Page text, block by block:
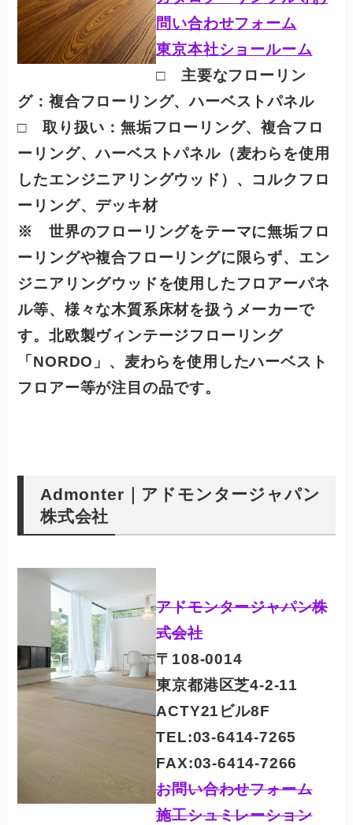
問い合わせフォーム
東京本社ショールーム
□ 主要なフローリン
グ：複合フローリング、ハーベストパネル
□ 取り扱い：無垢フローリング、複合フロ
ーリング、ハーベストパネル（麦わらを使用
したエンジニアリングウッド）、コルクフロ
ーリング、デッキ材
※ 世界のフローリングをテーマに無垢フロ
ーリングや複合フローリングに限らず、エン
ジニアリングウッドを使用したフロアーパネ
ル等、様々な木質系床材を扱うメーカーで
す。北欧製ヴィンテージフローリング
「NORDO」 、 麦わらを使用したハーベスト
フロアー等が注目の品です。
Admonter｜アドモンタージャパン
株式会社
アドモンタージャパン株
式会社
〒108-0014
東京都港区芝4-2-11
ACTY21ビル8F
TEL:03-6414-7265
FAX:03-6414-7266
お問い合わせフォーム
施工シュミレーション